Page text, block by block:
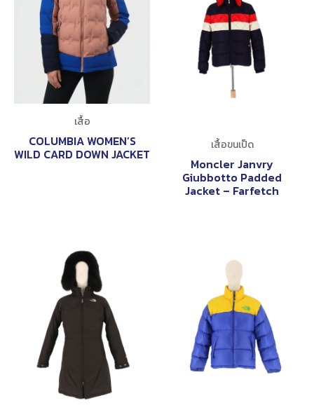
เสื้อ
COLUMBIA WOMEN’S
WILD CARD DOWN JACKET
เสื้อขนเป็ด
Moncler Janvry
Giubbotto Padded
Jacket – Farfetch